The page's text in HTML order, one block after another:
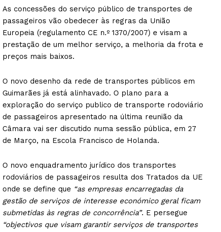
As concessões do serviço público de transportes de
passageiros vão obedecer às regras da União
Europeia (regulamento CE n.º 1370/2007) e visam a
prestação de um melhor serviço, a melhoria da frota e
preços mais baixos.
O novo desenho da rede de transportes públicos em
Guimarães já está alinhavado. O plano para a
exploração do serviço publico de transporte rodoviário
de passageiros apresentado na última reunião da
Câmara vai ser discutido numa sessão pública, em 27
de Março, na Escola Francisco de Holanda.
O novo enquadramento jurídico dos transportes
rodoviários de passageiros resulta dos Tratados da UE
onde se define que “as empresas encarregadas da
gestão de serviços de interesse económico geral ficam
submetidas às regras de concorrência”. E persegue
“objectivos que visam garantir serviços de transportes